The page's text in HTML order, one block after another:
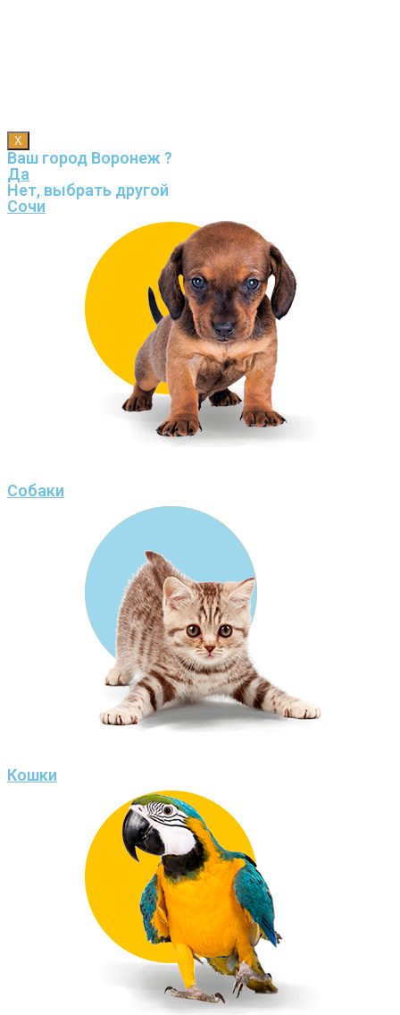
X
Ваш город Воронеж ?
Да
Нет, выбрать другой
Сочи
Собаки
Кошки